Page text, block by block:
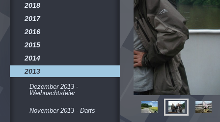
2018
2017
2016
2015
2014
2013
Dezember 2013 -
Weihnachtsfeier
November 2013 - Darts